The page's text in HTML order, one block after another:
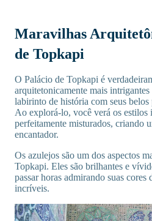
Maravilhas
de Topkapi
O Palácio de Topkapi é
arquitetonicamente mais
labirinto de história com seus belos
Ao explorá-lo, você verá os estilos
perfeitamente misturados, criando
encantador.
Os azulejos são um dos aspectos
Topkapi. Eles são brilhantes e
passar horas admirando suas cores
incríveis.